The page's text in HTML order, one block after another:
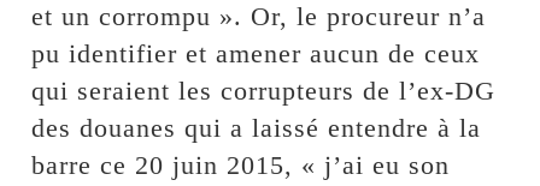
et un corrompu ». Or, le procureur n’a
pu identifier et amener aucun de ceux
qui seraient les corrupteurs de l’ex-DG
des douanes qui a laissé entendre à la
barre ce 20 juin 2015, « j’ai eu son